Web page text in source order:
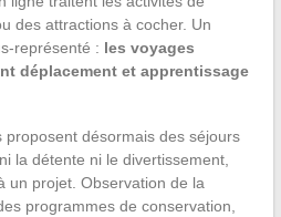
des attractions à cocher. Un
représenté : les voyages
déplacement et apprentissage
proposent désormais des séjours
la détente ni le divertissement,
un projet. Observation de la
programmes de conservation,